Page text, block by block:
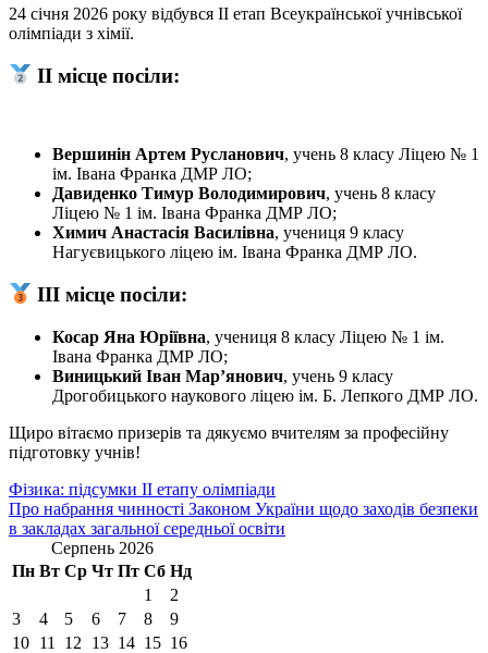
24 січня 2026 року відбувся ІІ етап Всеукраїнської учнівської
олімпіади з хімії.
ІІ місце посіли:
Вершинін Артем Русланович, учень 8 класу Ліцею № 1
ім. Івана Франка ДМР ЛО;
Давиденко Тимур Володимирович, учень 8 класу
Ліцею № 1 ім. Івана Франка ДМР ЛО;
Химич Анастасія Василівна, учениця 9 класу
Нагуєвицького ліцею ім. Івана Франка ДМР ЛО.
ІІІ місце посіли:
Косар Яна Юріївна, учениця 8 класу Ліцею № 1 ім.
Івана Франка ДМР ЛО;
Виницький Іван Мар’янович, учень 9 класу
Дрогобицького наукового ліцею ім. Б. Лепкого ДМР ЛО.
Щиро вітаємо призерів та дякуємо вчителям за професійну
підготовку учнів!
Навігація
записів
Фізика: підсумки ІІ етапу олімпіади
Про набрання чинності Законом України щодо заходів безпеки
в закладах загальної середньої освіти
Серпень 2026
Пн Вт Ср Чт Пт Сб Нд
1
2
3
4 5 6 7 8
9
10 11 12 13 14 15 16